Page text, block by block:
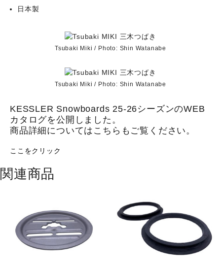
日本製
Tsubaki Miki / Photo: Shin Watanabe
Tsubaki Miki / Photo: Shin Watanabe
KESSLER Snowboards 25-26シーズンのWEB
カタログを公開しました。
商品詳細についてはこちらもご覧ください。
ここをクリック
関連商品